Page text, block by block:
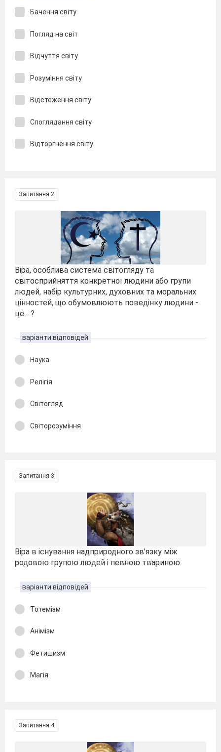
Бачення світу
Погляд на світ
Відчуття світу
Розуміння світу
Відстеження світу
Споглядання світу
Відторгнення світу
Запитання 2
Віра, особлива система світогляду та
світосприйняття конкретної людини або групи
людей, набір культурних, духовних та моральних
цінностей, що обумовлюють поведінку людини -
це... ?
варіанти відповідей
Наука
Релігія
Світогляд
Світорозуміння
Запитання 3
Віра в існування надприродного зв’язку між
родовою групою людей і певною твариною.
варіанти відповідей
Тотемізм
Анімізм
Фетишизм
Магія
Запитання 4